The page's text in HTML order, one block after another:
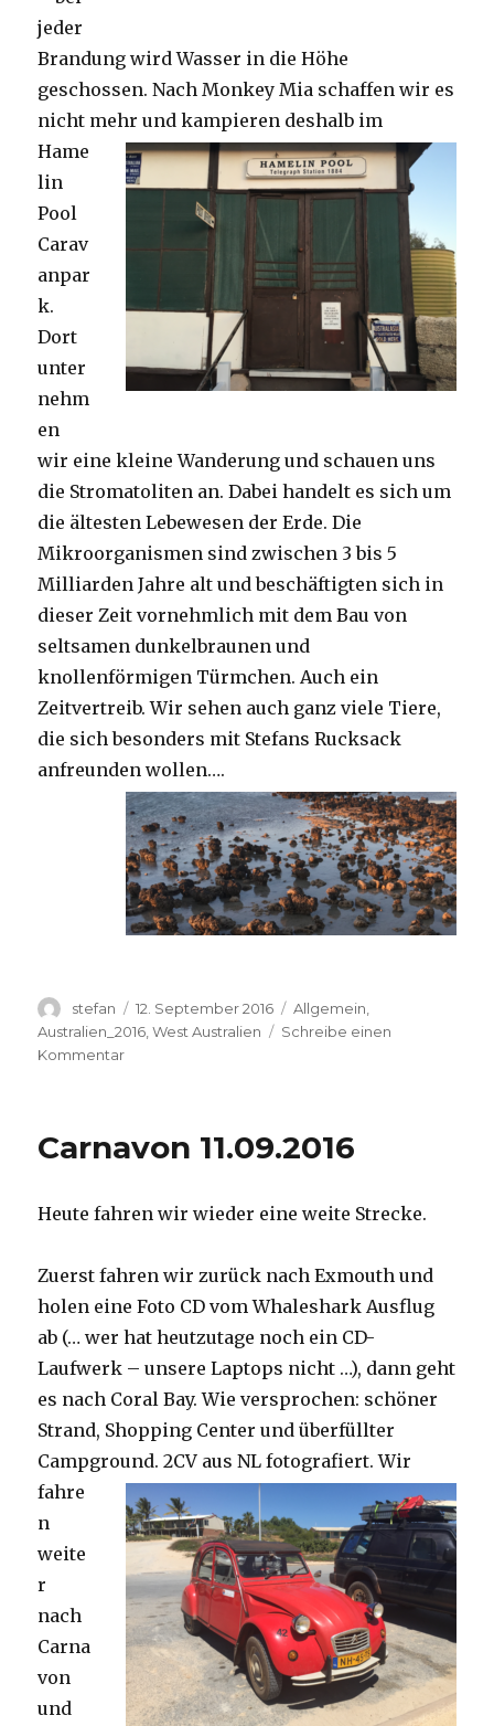
jeder
Brandung wird Wasser in die Höhe
geschossen. Nach Monkey Mia schaffen wir es
nicht mehr und kampieren deshalb im
Hame
lin
Pool
Carav
anpar
k.
Dort
unter
nehm
en
wir eine kleine Wanderung und schauen uns
die Stromatoliten an. Dabei handelt es sich um
die ältesten Lebewesen der Erde. Die
Mikroorganismen sind zwischen 3 bis 5
Milliarden Jahre alt und beschäftigten sich in
dieser Zeit vornehmlich mit dem Bau von
seltsamen dunkelbraunen und
knollenförmigen Türmchen. Auch ein
Zeitvertreib. Wir sehen auch ganz viele Tiere,
die sich besonders mit Stefans Rucksack
anfreunden wollen….
Autor
stefan
Veröffentlicht
am
12. September 2016 Kategorien
Allgemein
Australien_2016 ,West Australien
Schreibe einen
Kommentarzu
Carnavon 11.09.2016
Heute fahren wir wieder eine weite Strecke.
Zuerst fahren wir zurück nach Exmouth und
holen eine Foto CD vom Whaleshark Ausflug
ab (… wer hat heutzutage noch ein CD-
Laufwerk – unsere Laptops nicht …), dann geht
es nach Coral Bay. Wie versprochen: schöner
Strand, Shopping Center und überfüllter
Campground.2CV aus NL fotografiert. Wir
fahre
n
weite
r
nach
Carna
von
und